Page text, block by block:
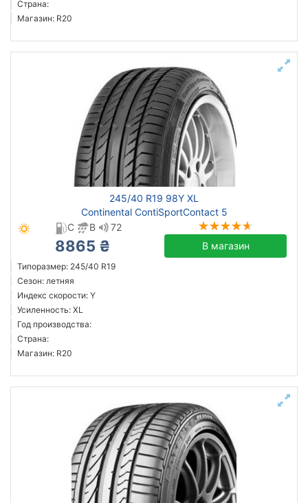
Страна:
Магазин: R20
245/40 R19 98Y XL
Continental ContiSportContact 5
C
B 72
8865 ₴ В магазин
Типоразмер: 245/40 R19
Сезон: летняя
Индекс скорости: Y
Усиленность: XL
Год производства:
Страна:
Магазин: R20